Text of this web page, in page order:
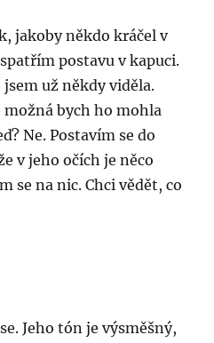
jakoby někdo kráčel v
postavu v kapuci.
už někdy viděla.
bych ho mohla
Ne. Postavím se do
v jeho očích je něco
se na nic. Chci vědět, co
Jeho tón je výsměšný,